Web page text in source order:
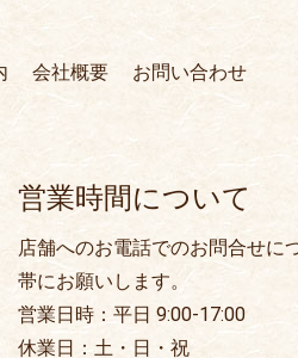
会社概要 お問い合わせ
営業時間について
店舗へのお電話でのお問合せに
帯にお願いします。
営業日時：平日 9:00-17:00
休業日：土・日・祝